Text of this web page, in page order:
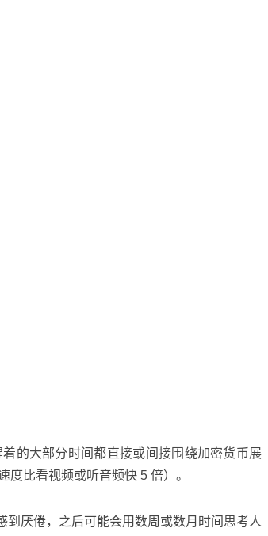
的大部分时间都直接或间接围绕加密货币展
比看视频或听音频快 5 倍）。
厌倦，之后可能会用数周或数月时间思考人